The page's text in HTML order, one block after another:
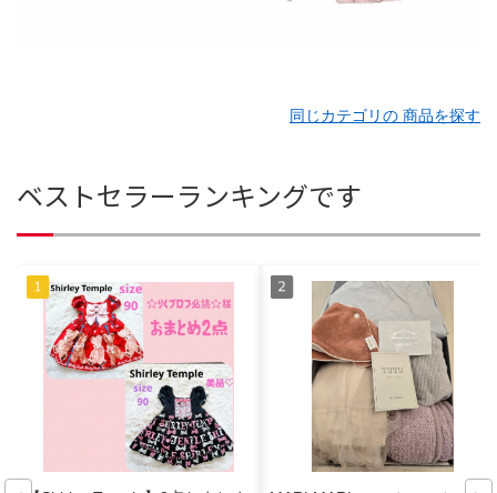
同じカテゴリの 商品を探す
ベストセラーランキングです